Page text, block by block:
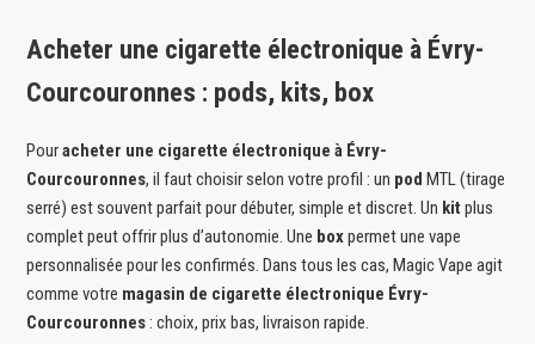
Acheter une cigarette électronique à Évry-
Courcouronnes : pods, kits, box
Pouracheter une cigarette électronique à Évry-
Courcouronnes, il faut choisir selon votre profil : un pod MTL (tirage
serré) est souvent parfait pour débuter, simple et discret. Un kit plus
complet peut offrir plus d’autonomie. Une boxpermet une vape
personnalisée pour les confirmés. Dans tous les cas, Magic Vape agit
comme votre magasin de cigarette électronique Évry-
Courcouronnes: choix, prix bas, livraison rapide.